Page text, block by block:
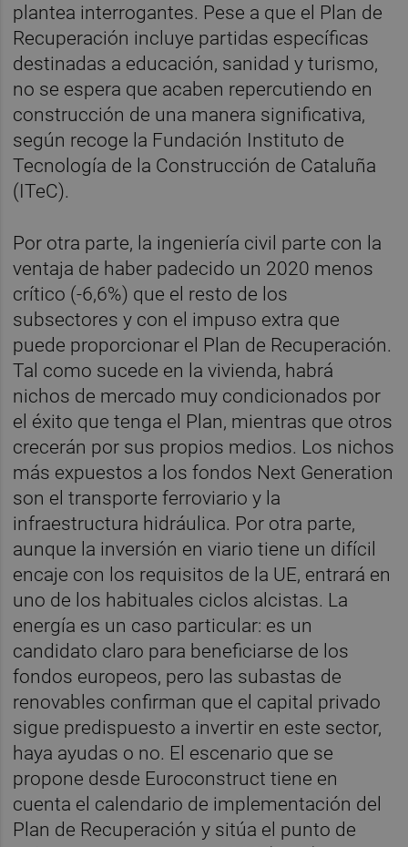
plantea interrogantes. Pese a que el Plan de
Recuperación incluye partidas específicas
destinadas a educación, sanidad y turismo,
no se espera que acaben repercutiendo en
construcción de una manera significativa,
según recoge la Fundación Instituto de
Tecnología de la Construcción de Cataluña
(ITeC).
Por otra parte, la ingeniería civil parte con la
ventaja de haber padecido un 2020 menos
crítico (-6,6%) que el resto de los
subsectores y con el impuso extra que
puede proporcionar el Plan de Recuperación.
Tal como sucede en la vivienda, habrá
nichos de mercado muy condicionados por
el éxito que tenga el Plan, mientras que otros
crecerán por sus propios medios. Los nichos
más expuestos a los fondos Next Generation
son el transporte ferroviario y la
infraestructura hidráulica. Por otra parte,
aunque la inversión en viario tiene un difícil
encaje con los requisitos de la UE, entrará en
uno de los habituales ciclos alcistas. La
energía es un caso particular: es un
candidato claro para beneficiarse de los
fondos europeos, pero las subastas de
renovables confirman que el capital privado
sigue predispuesto a invertir en este sector,
haya ayudas o no. El escenario que se
propone desde Euroconstruct tiene en
cuenta el calendario de implementación del
Plan de Recuperación y sitúa el punto de